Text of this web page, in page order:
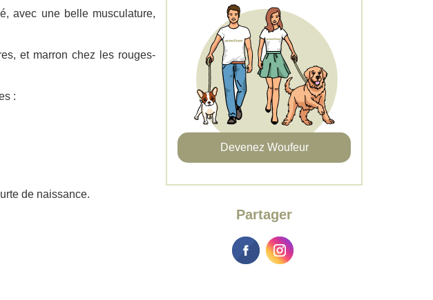
avec une belle musculature,
et marron chez les rouges-
:
de naissance.
Devenez Woufeur
Partager